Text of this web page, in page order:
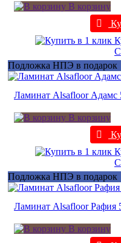
В корзину
Подложка НПЭ в подарок
Ламинат Alsafloor Адамс
В корзину
Подложка НПЭ в подарок
Ламинат Alsafloor Рафия
В корзину